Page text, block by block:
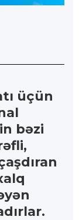
üçün
bəzi